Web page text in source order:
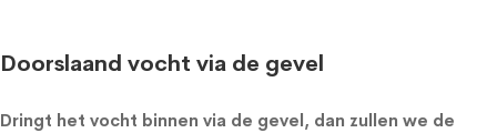
Doorslaand vocht via de gevel
Dringt het vocht binnen via de gevel, dan zullen we de